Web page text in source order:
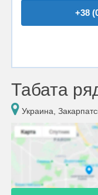
+38
Табата
Украина,